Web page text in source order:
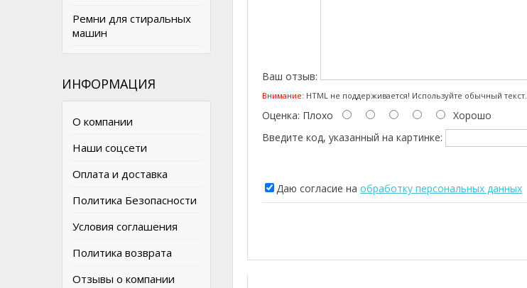
Ремни для стиральных
машин
ИНФОРМАЦИЯ
О компании
Наши соцсети
Оплата и доставка
Политика Безопасности
Условия соглашения
Политика возврата
Отзывы о компании
Ваш отзыв:
Внимание: HTML не поддерживается! Используйте обычный текст.
Оценка: Плохо
Хорошо
Введите код, указанный на картинке:
Даю согласие на обработку персональных данных